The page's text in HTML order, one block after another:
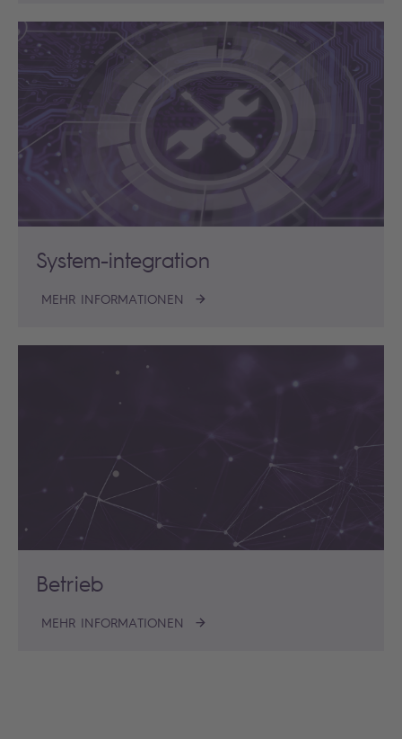
System-integration
MEHR INFORMATIONEN
Betrieb
MEHR INFORMATIONEN